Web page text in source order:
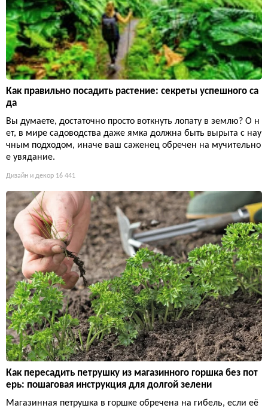
Как правильно посадить растение: секреты успешного са
да
Вы думаете, достаточно просто воткнуть лопату в землю? О н
ет, в мире садоводства даже ямка должна быть вырыта с нау
чным подходом, иначе ваш саженец обречен на мучительно
е увядание.
Дизайн и декор 16 441
Как пересадить петрушку из магазинного горшка без пот
ерь: пошаговая инструкция для долгой зелени
Магазинная петрушка в горшке обречена на гибель, если её